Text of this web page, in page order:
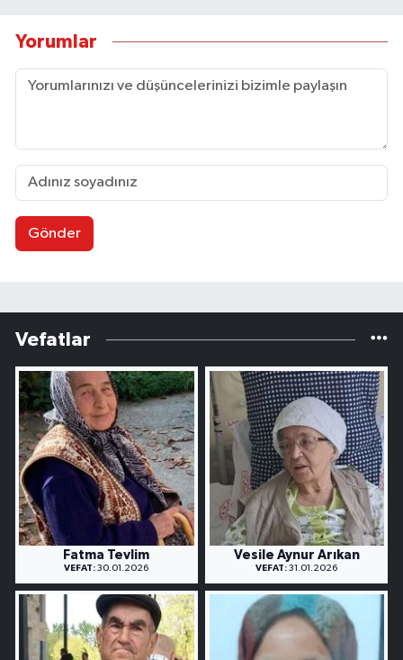
Yorumlar
Gönder
Vefatlar
Fatma Tevlim
VEFAT: 30.01.2026
Vesile Aynur Arıkan
VEFAT: 31.01.2026